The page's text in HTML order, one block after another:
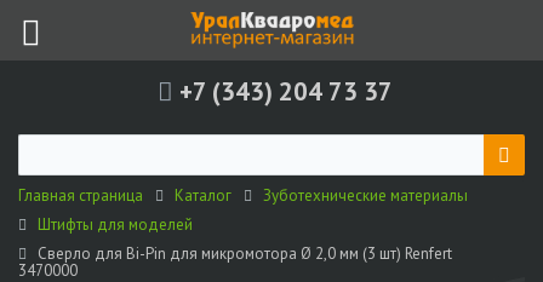
+7 (343) 204 73 37
Главная страница Каталог
Зуботехнические материалы
Штифты для моделей
Сверло для Bi-Pin для микромотора Ø 2,0 мм (3 шт) Renfert
3470000